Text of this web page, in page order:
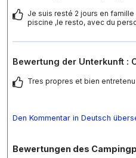
Je suis resté 2 jours en
piscine ,le resto, avec du
Bewertung der Unterkunft :
Tres propres et bien entretenu
Den Kommentar in Deutsch
Bewertungen des